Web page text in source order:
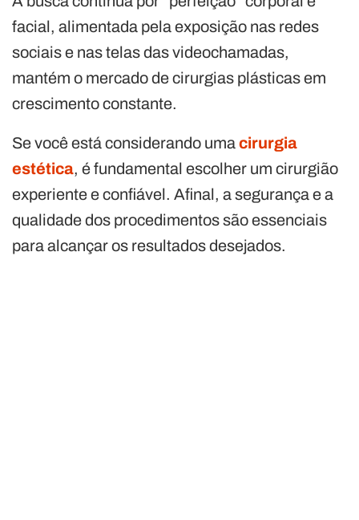
facial, alimentada pela exposição nas redes
sociais e nas telas das videochamadas,
mantém o mercado de cirurgias plásticas em
crescimento constante.
Se você está considerando umacirurgia
estética, é fundamental escolher um cirurgião
experiente e confiável. Afinal, a segurança e a
qualidade dos procedimentos são essenciais
para alcançar os resultados desejados.